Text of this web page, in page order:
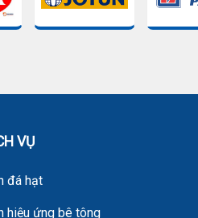
VỤ
đá hạt
hiệu ứng bê tông